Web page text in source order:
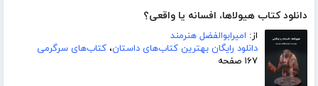
دانلود کتاب هیولاها، افسانه یا واقعی؟
از: امیرابوالفضل هنرمند
دانلود رایگان بهترین کتاب‌های داستان، کتاب‌های سرگرمی
۱۶۷ صفحه